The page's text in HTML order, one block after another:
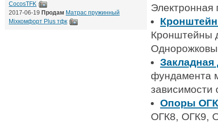
Кронштейны
фундамента
зависимости
Опоры ОГК
ОГК8, ОГК9,
CocosTFK
2017-06-19 Продам Матрас пружинный
Mixкомфорт Plus тфк